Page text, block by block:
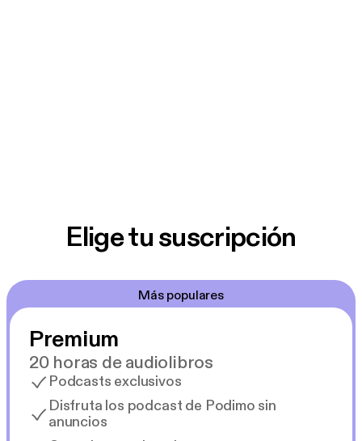
Elige tu suscripción
Más populares
Premium
20 horas de audiolibros
Podcasts exclusivos
Disfruta los podcast de Podimo sin
anuncios